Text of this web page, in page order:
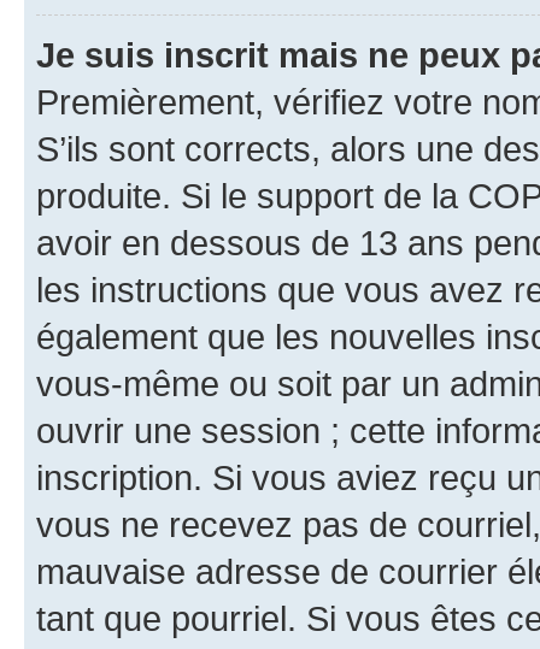
Je suis inscrit mais ne peux
Premièrement, vérifiez votre
S’ils sont corrects, alors une
produite. Si le support de la
avoir en dessous de 13 ans
les instructions que vous avez
également que les nouvelles
vous-même ou soit par un
ouvrir une session ; cette
inscription. Si vous aviez reçu
vous ne recevez pas de
mauvaise adresse de courrier
tant que pourriel. Si vous êtes